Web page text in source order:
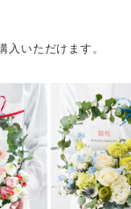
入いただけます。